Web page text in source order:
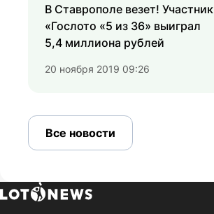
В Ставрополе везет! Участник
«Гослото «5 из 36» выиграл
5,4 миллиона рублей
20 ноября 2019 09:26
Все новости